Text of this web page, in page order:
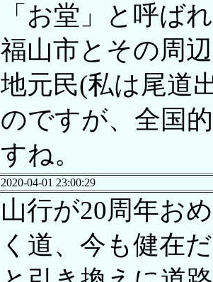
「お堂」と呼ば
福山市とその周
地元民(私は尾道
のですが、全国
すね。
2020-04-01 23:00:29
山行が20周年お
く道、今も健在